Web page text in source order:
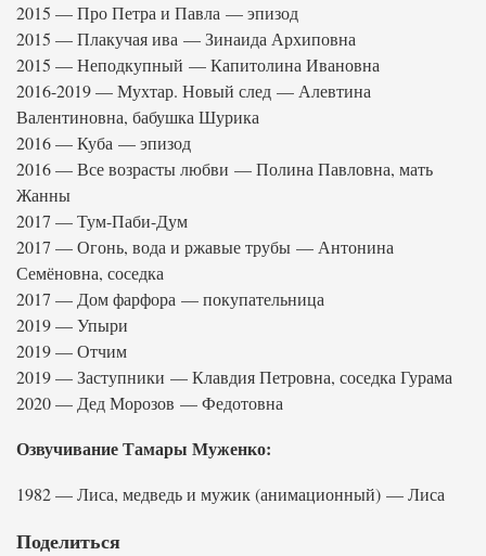
2015 — Про Петра и Павла — эпизод
2015 — Плакучая ива — Зинаида Архиповна
2015 — Неподкупный — Капитолина Ивановна
2016-2019 — Мухтар. Новый след — Алевтина
Валентиновна, бабушка Шурика
2016 — Куба — эпизод
2016 — Все возрасты любви — Полина Павловна, мать
Жанны
2017 — Тум-Паби-Дум
2017 — Огонь, вода и ржавые трубы — Антонина
Семёновна, соседка
2017 — Дом фарфора — покупательница
2019 — Упыри
2019 — Отчим
2019 — Заступники — Клавдия Петровна, соседка Гурама
2020 — Дед Морозов — Федотовна
Озвучивание Тамары Муженко:
1982 — Лиса, медведь и мужик (анимационный) — Лиса
Поделиться